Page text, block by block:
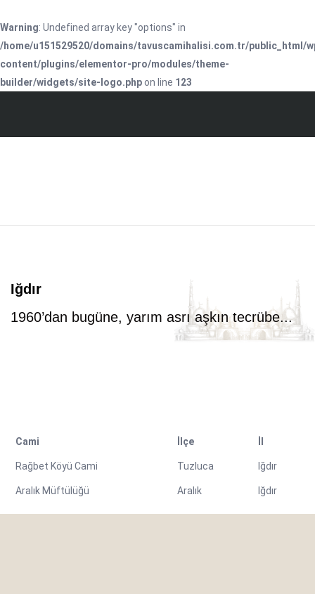
Warning: Undefined array key "options" in
/home/u151529520/domains/tavuscamihalisi.com.tr/public_html/
content/plugins/elementor-pro/modules/theme-
builder/widgets/site-logo.phpon line 123
Iğdır
1960’dan bugüne, yarım asrı aşkın tecrübe...
Cami İlçe
Rağbet Köyü Cami Tuzluca Iğdır
Aralık Müftülüğü Aralık Iğdır